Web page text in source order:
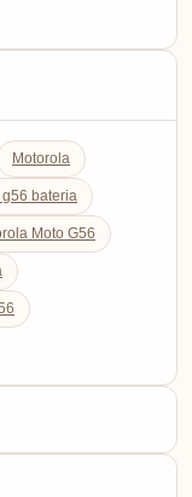
Motorola
bateria
Moto G56